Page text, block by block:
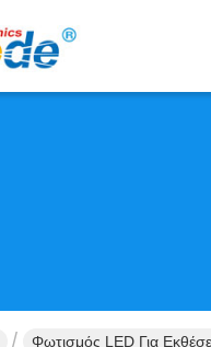
Φωτισμός LED Για